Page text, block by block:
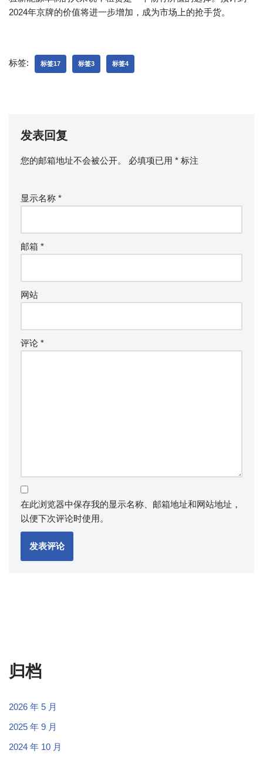
2024年京牌的价值将进一步增加，成为市场上的抢手货。
标签: 标签17 标签3 标签4
发表回复
您的邮箱地址不会被公开。 必填项已用 * 标注
显示名称 *
邮箱 *
网站
评论 *
在此浏览器中保存我的显示名称、邮箱地址和网站地址，
以便下次评论时使用。
归档
2026 年 5 月
2025 年 9 月
2024 年 10 月